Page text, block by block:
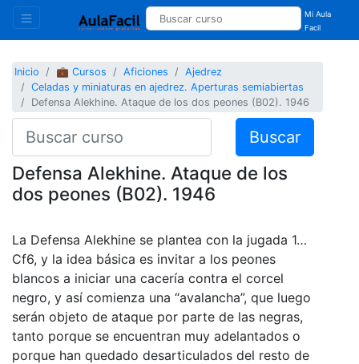
Mi Aula
Facil
Inicio 💼 Cursos Aficiones
Ajedrez
Celadas y miniaturas en ajedrez. Aperturas semiabiertas
Defensa Alekhine. Ataque de los dos peones (B02). 1946
Buscar
Defensa Alekhine. Ataque de los
dos peones (B02). 1946
La Defensa Alekhine se plantea con la jugada 1…
Cf6, y la idea básica es invitar a los peones
blancos a iniciar una cacería contra el corcel
negro, y así comienza una “avalancha”, que luego
serán objeto de ataque por parte de las negras,
tanto porque se encuentran muy adelantados o
porque han quedado desarticulados del resto de